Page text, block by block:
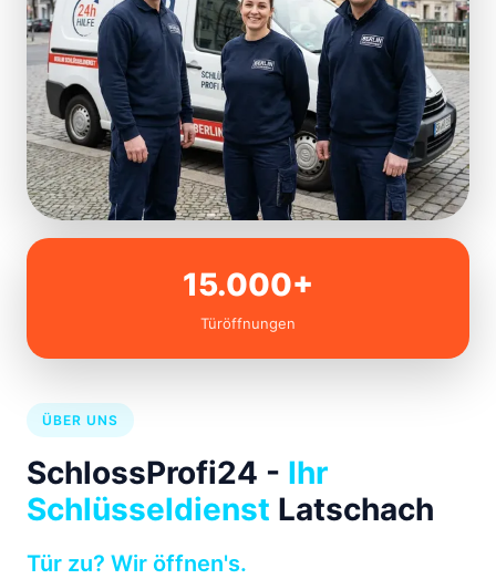
15.000+
Türöffnungen
ÜBER UNS
SchlossProfi24 - Ihr
Schlüsseldienst Latschach
Tür zu? Wir öffnen's.